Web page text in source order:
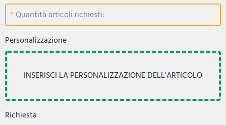
Quantità articoli richiesti:
Personalizzazione
Richiesta